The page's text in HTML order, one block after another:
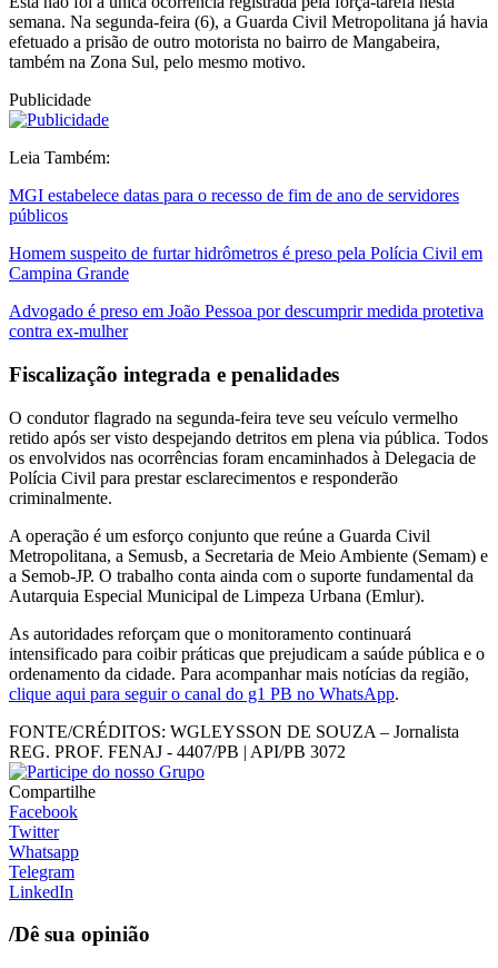
semana. Na segunda-feira (6), a Guarda Civil Metropolitana já havia
efetuado a prisão de outro motorista no bairro de Mangabeira,
também na Zona Sul, pelo mesmo motivo.
Publicidade
Leia Também:
MGI estabelece datas para o recesso de fim de ano de servidores
públicos
Homem suspeito de furtar hidrômetros é preso pela Polícia Civil em
Campina Grande
Advogado é preso em João Pessoa por descumprir medida protetiva
contra ex-mulher
Fiscalização integrada e penalidades
O condutor flagrado na segunda-feira teve seu veículo vermelho
retido após ser visto despejando detritos em plena via pública. Todos
os envolvidos nas ocorrências foram encaminhados à Delegacia de
Polícia Civil para prestar esclarecimentos e responderão
criminalmente.
A operação é um esforço conjunto que reúne a Guarda Civil
Metropolitana, a Semusb, a Secretaria de Meio Ambiente (Semam) e
a Semob-JP. O trabalho conta ainda com o suporte fundamental da
Autarquia Especial Municipal de Limpeza Urbana (Emlur).
As autoridades reforçam que o monitoramento continuará
intensificado para coibir práticas que prejudicam a saúde pública e o
ordenamento da cidade. Para acompanhar mais notícias da região,
clique aqui para seguir o canal do g1 PB no WhatsApp.
FONTE/CRÉDITOS: WGLEYSSON DE SOUZA – Jornalista
REG. PROF. FENAJ - 4407/PB | API/PB 3072
Compartilhe
Facebook
Twitter
Whatsapp
Telegram
LinkedIn
/Dê sua opinião